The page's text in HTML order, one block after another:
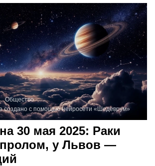
Общество
создано с помощью нейросети «Шедеврум»
30 мая 2025: Раки
у Львов —